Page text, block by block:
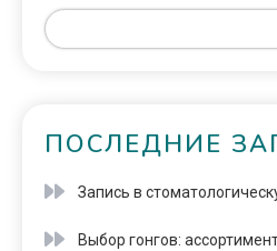
ПОСЛЕДНИЕ
Запись в
Выбор гонгов: